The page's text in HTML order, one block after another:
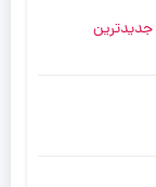
جدیدترین